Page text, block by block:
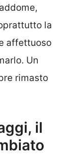
la
affettuoso
Un
rimasto
il